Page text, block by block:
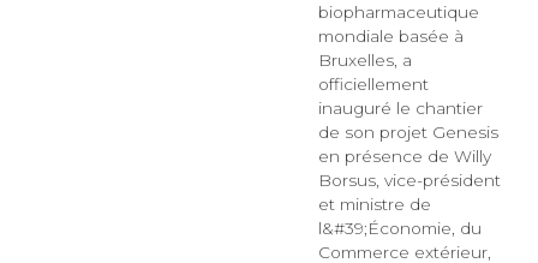
biopharmaceutique
mondiale basée à
Bruxelles, a
officiellement
inauguré le chantier
de son projet Genesis
en présence de Willy
Borsus, vice-président
et ministre de
l&#39;Économie, du
Commerce extérieur,